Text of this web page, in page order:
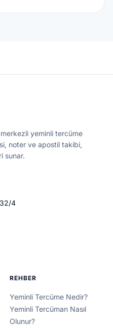
yeminli tercüme
noter ve apostil takibi,
sunar.
4
REHBER
Yeminli Tercüme Nedir?
Yeminli Tercüman Nasıl
Olunur?